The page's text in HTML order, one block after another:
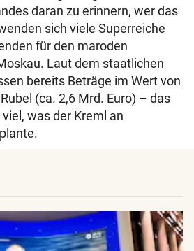
daran zu erinnern, wer das
sich viele Superreiche
für den maroden
Laut dem staatlichen
bereits Beträge im Wert von
(ca. 2,6 Mrd. Euro) – das
was der Kreml an